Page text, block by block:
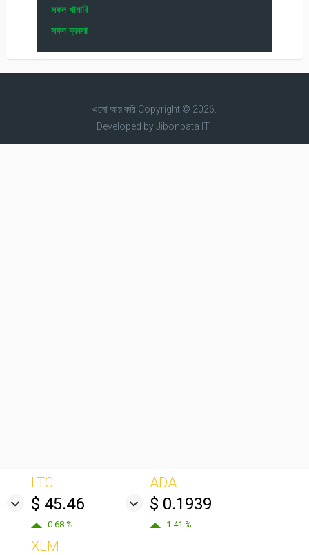
সফল খামারি
সফল ব্যবসা
এসো আয় করিCopyright © 2026.
Developed byJibonpata IT
LTC
$ 45.46
0.68 %
ADA
$ 0.1939
1.41 %
XLM